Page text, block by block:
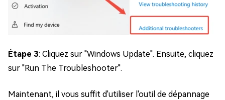
Étape 3: Cliquez sur "Windows Update". Ensuite, cliquez
sur "Run The Troubleshooter".
Maintenant, il vous suffit d'utiliser l'outil de dépannage